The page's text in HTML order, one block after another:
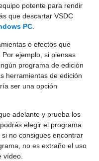
potente para rendir
que descartar VSDC
PC.
o efectos que
ejemplo, si piensas
programa de edición
herramientas de edición
ser una opción
adelante y prueba los
elegir el programa
no consigues encontrar
no es extraño el uso
vídeo.